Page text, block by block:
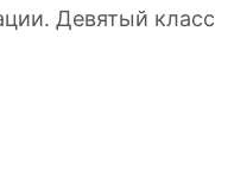
Девятый класс